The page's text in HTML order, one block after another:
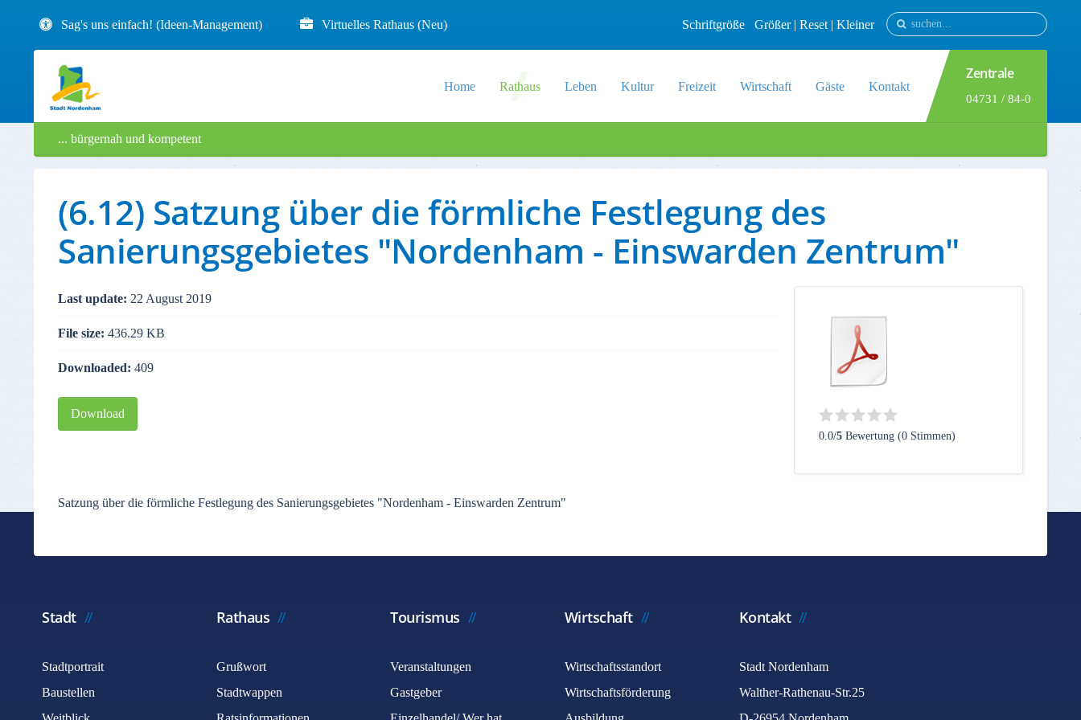
Sag's uns einfach! (Ideen-Management) Virtuelles Rathaus (Neu) Schriftgröße Größer| Reset | Kleiner
Home Rathaus Leben Kultur Freizeit Wirtschaft Gäste Kontakt
Zentrale
04731 / 84-0
... bürgernah und kompetent
(6.12) Satzung über die förmliche Festlegung des
Sanierungsgebietes "Nordenham - Einswarden Zentrum"
Last update: 22 August 2019
File size: 436.29 KB
Downloaded: 409
Download
0.0/5 Bewertung (0 Stimmen)
Satzung über die förmliche Festlegung des Sanierungsgebietes "Nordenham - Einswarden Zentrum"
Stadt
Stadtportrait
Baustellen
Rathaus
Grußwort
Stadtwappen
Tourismus
Veranstaltungen
Gastgeber
Wirtschaft
Wirtschaftsstandort
Wirtschaftsförderung
Kontakt
Stadt Nordenham
Walther-Rathenau-Str.25